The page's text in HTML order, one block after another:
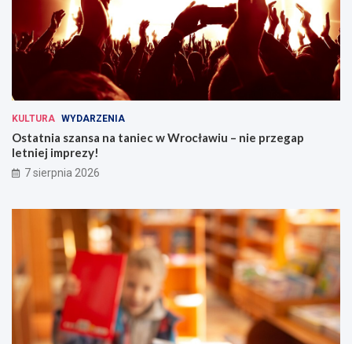
KULTURA WYDARZENIA
Ostatnia szansa na taniec w Wrocławiu – nie przegap
letniej imprezy!
7 sierpnia 2026